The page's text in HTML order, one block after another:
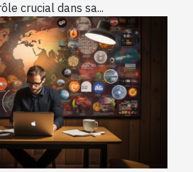
crucial dans sa...